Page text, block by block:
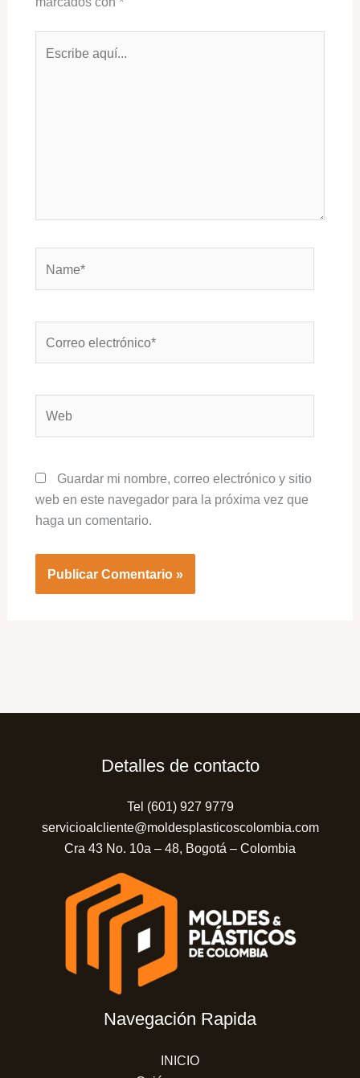
aquí...
electrónico*
Guardar mi nombre, correo electrónico y sitio
web en este navegador para la próxima vez que
haga un comentario.
Detalles de contacto
Tel (601) 927 9779
servicioalcliente@moldesplasticoscolombia.com
Cra 43 No. 10a – 48, Bogotá – Colombia
Navegación Rapida
INICIO